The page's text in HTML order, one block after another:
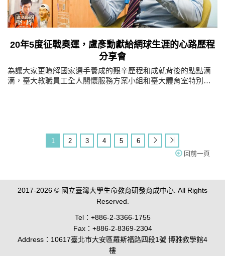
20年5度征戰奧運，盧彥勳獻給網球生涯的心路歷程
分享會
為讓大家更瞭解國家選手養成的艱辛歷程和成就背後的點點滴
滴，臺大教職員工全人關懷服務方案小組和臺大體育室特別邀
1 2 3 4 5
6
回前一頁
2017-2026 © 國立臺灣大學生命教育研發育成中心. All Rights
Reserved.
Tel：+886-2-3366-1755
Fax：+886-2-8369-2304
Address：10617臺北市大安區羅斯福路四段1號 博雅教學館4
樓